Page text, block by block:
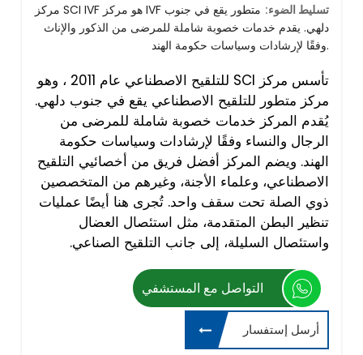
تسليط الضوء:
مركز SCI IVF هو مركز IVF متطور يقع في جنوب
دلهي. يقدم خدمات خصوبة شاملة للمرضى من الذكور والإناث
وفقًا لإرشادات وسياسات حكومة الهند.
تأسس مركز SCI للتلقيح الاصطناعي عام 2011 ، وهو
مركز متطور للتلقيح الاصطناعي يقع في جنوب دلهي.
يُقدم المركز خدمات خصوبة شاملة للمرضى من
الرجال والنساء وفقًا لإرشادات وسياسات حكومة
الهند. ويضم المركز أفضل فريق من أخصائيي التلقيح
الاصطناعي، وعلماء الأجنة، وغيرهم من المتخصصين
ذوي الصلة تحت سقف واحد. تُجرى هنا أيضًا عمليات
تنظير البطن المتقدمة، مثل استئصال العضال
واستئصال السليلة، إلى جانب التلقيح الصناعي.
التواصل مع المستشفي
أرسل إستفسار